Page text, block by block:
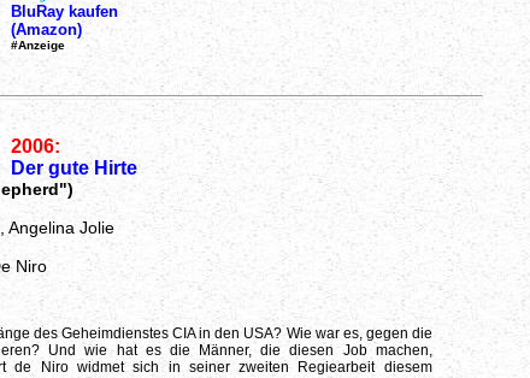
BluRay kaufen
(Amazon)
#Anzeige
2006:
Der gute Hirte
Angelina Jolie
Niro
des Geheimdienstes CIA in den USA? Wie war es, gegen die
Und wie hat es die Männer, die diesen Job machen,
de Niro widmet sich in seiner zweiten Regiearbeit diesem